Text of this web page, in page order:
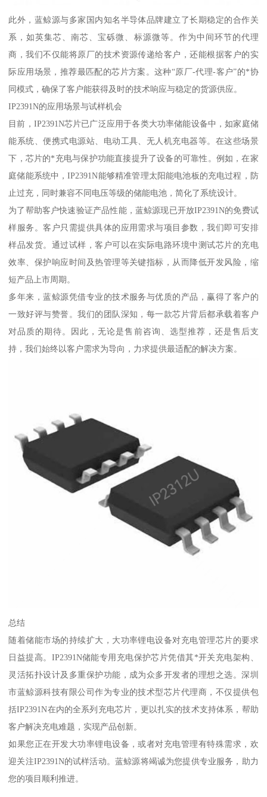
此外，蓝鲸源与多家国内知名半导体品牌建立了长期稳定的合作关
系，如英集芯、南芯、宝砾微、标源微等。作为中间环节的代理
商，我们不仅能将原厂的技术资源传递给客户，还能根据客户的实
际应用场景，推荐最匹配的芯片方案。这种“原厂-代理-客户”的*协
同模式，确保了客户能获得及时的技术响应与稳定的货源供应。
IP2391N的应用场景与试样机会
目前，IP2391N芯片已广泛应用于各类大功率储能设备中，如家庭储
能系统、便携式电源站、电动工具、无人机充电器等。在这些场景
下，芯片的*充电与保护功能直接提升了设备的可靠性。例如，在家
庭储能系统中，IP2391N能够精准管理太阳能电池板的充电过程，防
止过充，同时兼容不同电压等级的储能电池，简化了系统设计。
为了帮助客户快速验证产品性能，蓝鲸源现已开放IP2391N的免费试
样服务。客户只需提供具体的应用需求与项目参数，我们即可安排
样品发货。通过试样，客户可以在实际电路环境中测试芯片的充电
效率、保护响应时间及热管理等关键指标，从而降低开发风险，缩
短产品上市周期。
多年来，蓝鲸源凭借专业的技术服务与优质的产品，赢得了客户的
一致好评与赞誉。我们的团队深知，每一款芯片背后都承载着客户
对品质的期待。因此，无论是售前咨询、选型推荐，还是售后支
持，我们始终以客户需求为导向，力求提供最适配的解决方案。
总结
随着储能市场的持续扩大，大功率锂电设备对充电管理芯片的要求
日益提高。IP2391N储能专用充电保护芯片凭借其*开关充电架构、
灵活拓扑设计及多重保护功能，成为众多开发者的理想之选。深圳
市蓝鲸源科技有限公司作为专业的技术型芯片代理商，不仅提供包
括IP2391N在内的全系列充电芯片，更以扎实的技术支持体系，帮助
客户解决充电难题，实现产品创新。
如果您正在开发大功率锂电设备，或者对充电管理有特殊需求，欢
迎关注IP2391N的试样活动。蓝鲸源将竭诚为您提供专业服务，助力
您的项目顺利推进。